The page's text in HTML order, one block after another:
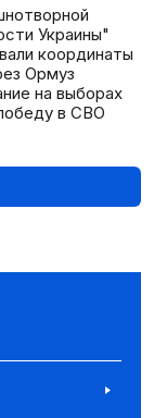
Украины"
координаты
Ормуз
на выборах
в СВО